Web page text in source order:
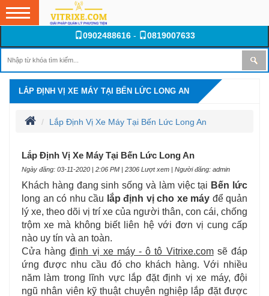
0902488616- 0819007633
LẮP ĐỊNH VỊ XE MÁY TẠI BẾN LỨC LONG AN
Lắp Định Vị Xe Máy Tại Bến Lức Long An
Lắp Định Vị Xe Máy Tại Bến Lức Long An
Ngày đăng: 03-11-2020 | 2:06 PM | 2306 Lượt xem | Người đăng: admin
Khách hàng đang sinh sống và làm việc tại Bến lức
long an có nhu cầu lắp định vị cho xe máy để quản
lý xe, theo dõi vị trí xe của người thân, con cái, chống
trộm xe mà không biết liên hệ với đơn vị cung cấp
nào uy tín và an toàn.
Cửa hàngđịnh vị xe máy - ô tô Vitrixe.comsẽ đáp
ứng được nhu cầu đó cho khách hàng. Với nhiều
năm làm trong lĩnh vực lắp đặt định vị xe máy, đội
ngũ nhân viên kỹ thuật chuyên nghiệp lắp đặt được